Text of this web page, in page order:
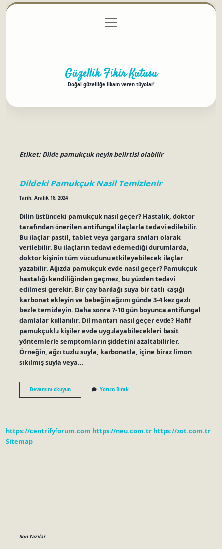
Gizlilik Politikası
menüyü
aç
Güzellik Fikir Kutusu
Doğal güzelliğe ilham veren tüyolar!
Etiket:Dilde pamukçuk neyin belirtisi olabilir
Dildeki Pamukçuk Nasil Temizlenir
Tarih: Aralık 16, 2024
Dilin üstündeki pamukçuk nasıl geçer? Hastalık, doktor
tarafından önerilen antifungal ilaçlarla tedavi edilebilir.
Bu ilaçlar pastil, tablet veya gargara sıvıları olarak
verilebilir. Bu ilaçların tedavi edemediği durumlarda,
doktor kişinin tüm vücudunu etkileyebilecek ilaçlar
yazabilir. Ağızda pamukçuk evde nasıl geçer? Pamukçuk
hastalığı kendiliğinden geçmez, bu yüzden tedavi
edilmesi gerekir. Bir çay bardağı suya bir tatlı kaşığı
karbonat ekleyin ve bebeğin ağzını günde 3-4 kez gazlı
bezle temizleyin. Daha sonra 7-10 gün boyunca antifungal
damlalar kullanılır. Dil mantarı nasıl geçer evde? Hafif
pamukçuklu kişiler evde uygulayabilecekleri basit
yöntemlerle semptomların şiddetini azaltabilirler.
Örneğin, ağzı tuzlu suyla, karbonatla, içine biraz limon
sıkılmış suyla veya…
Devamını okuyunDildeki
Pamukçuk
Yorum Bırak
https://centrifyforum.com https://neu.com.tr https://zot.com.tr
Sitemap
Son Yazılar